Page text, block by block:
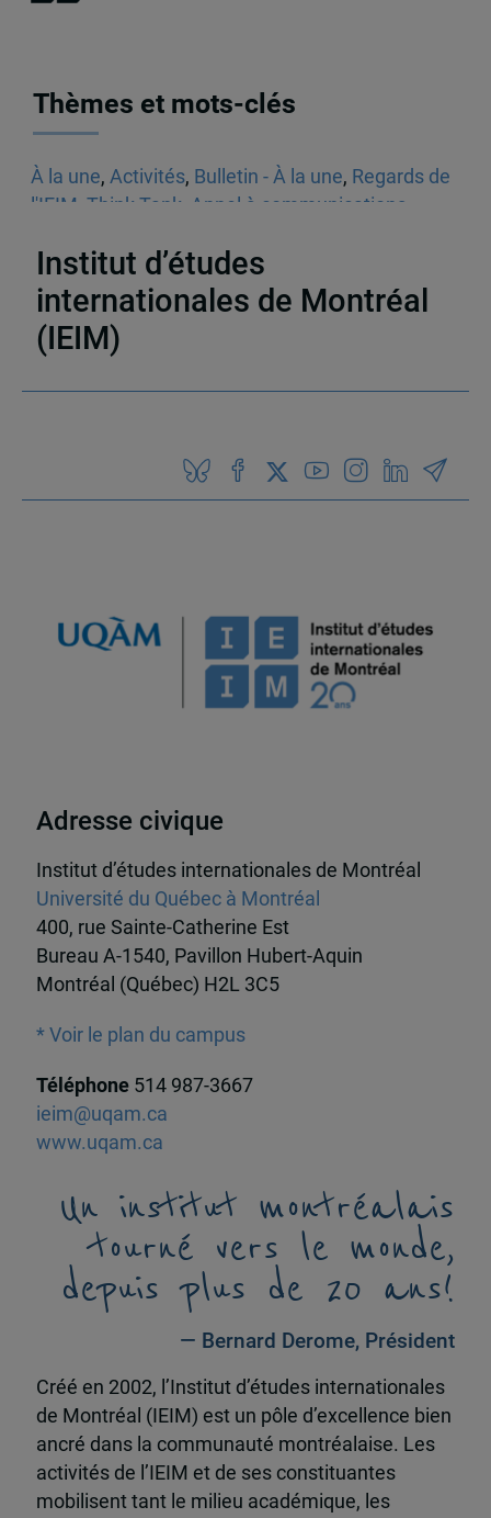
Thèmes et mots-clés
À la une, Activités, Bulletin - À la une, Regards de
l'IEIM Think Tank Appel à communications
Institut d’études
internationales de Montréal
(IEIM)
Adresse civique
Institut d’études internationales de Montréal
Université du Québec à Montréal
400, rue Sainte-Catherine Est
Bureau A-1540, Pavillon Hubert-Aquin
Montréal (Québec) H2L 3C5
* Voir le plan du campus
Téléphone 514 987-3667
ieim@uqam.ca
www.uqam.ca
Un institut montréalais
tourné vers le monde,
depuis plus de 20 ans!
— Bernard Derome, Président
Créé en 2002, l’Institut d’études internationales
de Montréal (IEIM) est un pôle d’excellence bien
ancré dans la communauté montréalaise. Les
activités de l’IEIM et de ses constituantes
mobilisent tant le milieu académique, les